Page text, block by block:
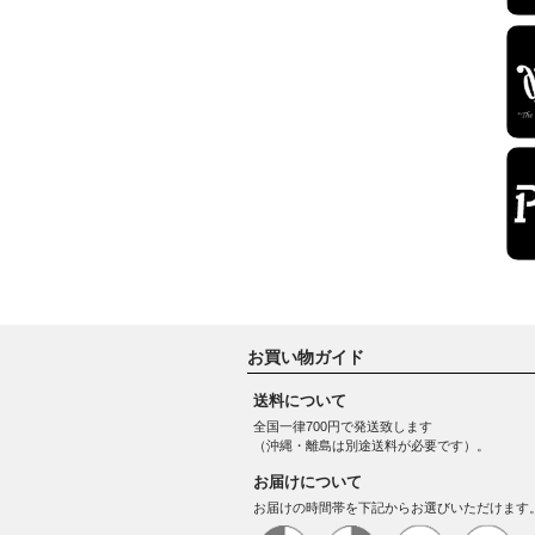
お買い物ガイド
送料について
全国一律700円で発送致します
（沖縄・離島は別途送料が必要です）。
お届けについて
お届けの時間帯を下記からお選びいただけます